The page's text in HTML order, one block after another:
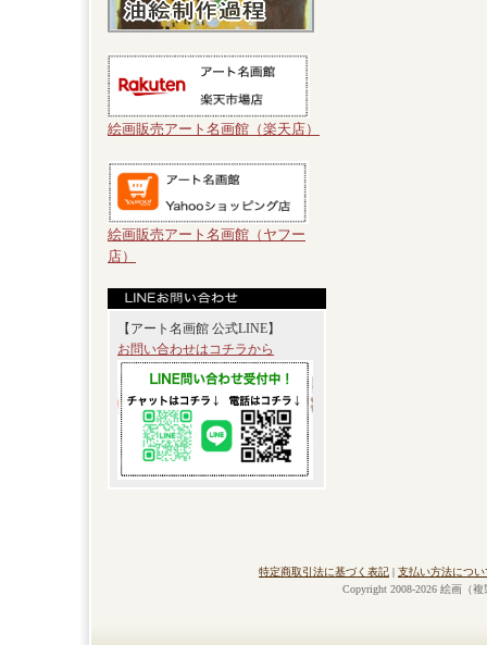
絵画販売アート名画館（楽天店）
絵画販売アート名画館（ヤフー
店）
【アート名画館 公式LINE】
お問い合わせはコチラから
特定商取引法に基づく表記 | 支払い方法につい
Copyright 2008-2026 絵画（